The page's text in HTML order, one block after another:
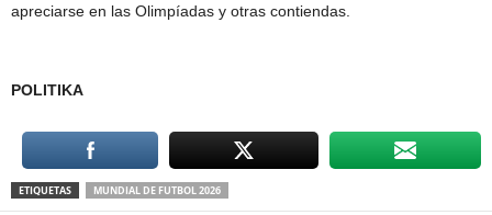
apreciarse en las Olimpíadas y otras contiendas.
POLITIKA
ETIQUETAS MUNDIAL DE FUTBOL 2026